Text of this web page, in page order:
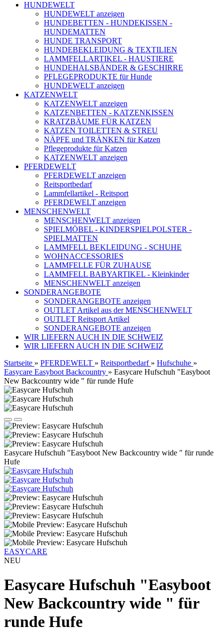
HUNDEWELT
HUNDEWELT anzeigen
HUNDEBETTEN - HUNDEKISSEN -
HUNDEMATTEN
HUNDE TRANSPORT
HUNDEBEKLEIDUNG & TEXTILIEN
LAMMFELLARTIKEL - HAUSTIERE
HUNDEHALSBÄNDER & GESCHIRRE
PFLEGEPRODUKTE für Hunde
HUNDEWELT anzeigen
KATZENWELT
KATZENWELT anzeigen
KATZENBETTEN - KATZENKISSEN
KRATZBÄUME FÜR KATZEN
KATZEN TOILETTEN & STREU
NÄPFE und TRÄNKEN für Katzen
Pflegeprodukte für Katzen
KATZENWELT anzeigen
PFERDEWELT
PFERDEWELT anzeigen
Reitsportbedarf
Lammfellartikel - Reitsport
PFERDEWELT anzeigen
MENSCHENWELT
MENSCHENWELT anzeigen
SPIELMÖBEL - KINDERSPIELPOLSTER -
SPIELMATTEN
LAMMFELL BEKLEIDUNG - SCHUHE
WOHNACCESSORIES
LAMMFELLE FÜR ZUHAUSE
LAMMFELL BABYARTIKEL - Kleinkinder
MENSCHENWELT anzeigen
SONDERANGEBOTE
SONDERANGEBOTE anzeigen
OUTLET Artikel aus der MENSCHENWELT
OUTLET Reitsport Artikel
SONDERANGEBOTE anzeigen
WIR LIEFERN AUCH IN DIE SCHWEIZ
WIR LIEFERN AUCH IN DIE SCHWEIZ
Startseite » PFERDEWELT » Reitsportbedarf » Hufschuhe »
Easycare Easyboot Backcountry » Easycare Hufschuh "Easyboot
New Backcountry wide " für runde Hufe
Easycare Hufschuh "Easyboot New Backcountry wide " für runde
Hufe
EASYCARE
NEU
Easycare Hufschuh "Easyboot
New Backcountry wide " für
runde Hufe